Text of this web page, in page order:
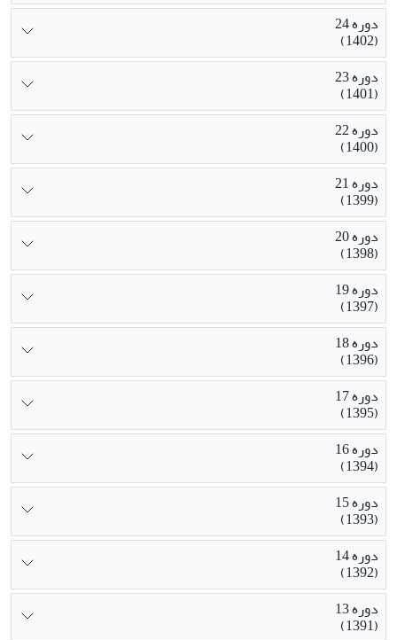
دوره 24
(1402)
دوره 23
(1401)
دوره 22
(1400)
دوره 21
(1399)
دوره 20
(1398)
دوره 19
(1397)
دوره 18
(1396)
دوره 17
(1395)
دوره 16
(1394)
دوره 15
(1393)
دوره 14
(1392)
دوره 13
(1391)